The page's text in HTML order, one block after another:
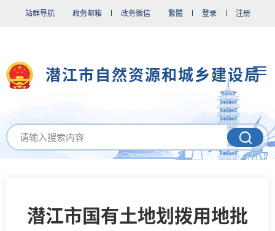
站群导航 政务邮箱 政务微信 繁體 登录 注册
潜江市自然资源和城乡建设局
潜江市国有土地划拨用地批